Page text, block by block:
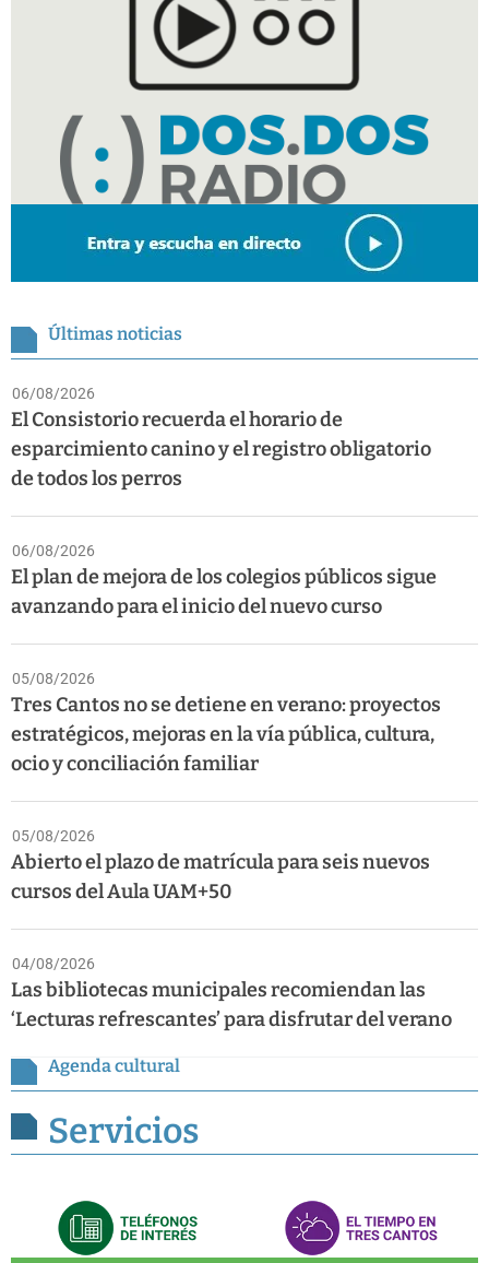
Últimas noticias
06/08/2026
El Consistorio recuerda el horario de
esparcimiento canino y el registro obligatorio
de todos los perros
06/08/2026
El plan de mejora de los colegios públicos sigue
avanzando para el inicio del nuevo curso
05/08/2026
Tres Cantos no se detiene en verano: proyectos
estratégicos, mejoras en la vía pública, cultura,
ocio y conciliación familiar
05/08/2026
Abierto el plazo de matrícula para seis nuevos
cursos del Aula UAM+50
04/08/2026
Las bibliotecas municipales recomiendan las
‘Lecturas refrescantes’ para disfrutar del verano
Agenda cultural
Servicios